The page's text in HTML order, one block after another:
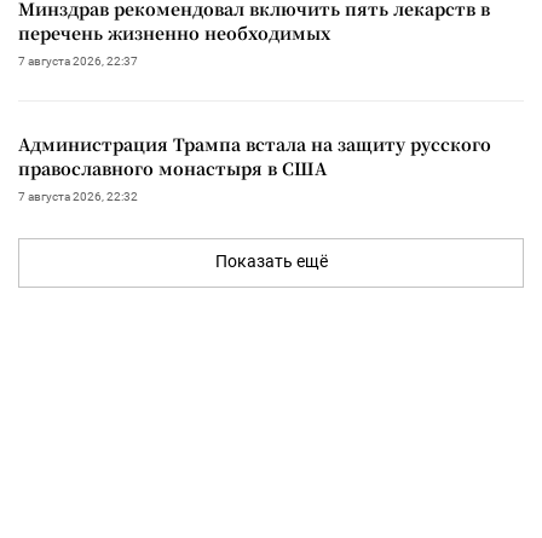
Минздрав рекомендовал включить пять лекарств в
перечень жизненно необходимых
7 августа 2026, 22:37
Администрация Трампа встала на защиту русского
православного монастыря в США
7 августа 2026, 22:32
Показать ещё